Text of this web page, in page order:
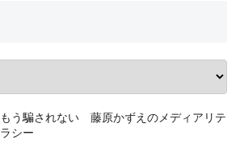
もう騙されない 藤原かずえのメディアリテ
ラシー